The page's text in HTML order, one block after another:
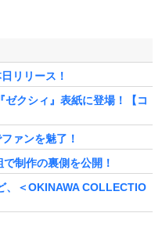
リリース！
クシィ』表紙に登場！【コ
ァンを魅了！
制作の裏側を公開！
、＜OKINAWA COLLECTIO